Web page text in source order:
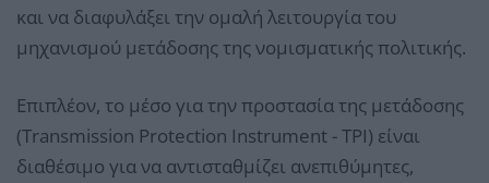
και να διαφυλάξει την ομαλή λειτουργία του
μηχανισμού μετάδοσης της νομισματικής πολιτικής.
Επιπλέον, το μέσο για την προστασία της μετάδοσης
(Transmission Protection Instrument - TPI) είναι
διαθέσιμο για να αντισταθμίζει ανεπιθύμητες,